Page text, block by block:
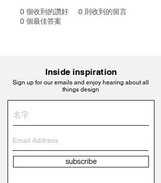
0 個收到的讚好 0 則收到的留言
0 個最佳答案
Inside inspiration
Sign up for our emails and enjoy hearing about all
things design
subscribe